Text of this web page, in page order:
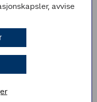
avvise